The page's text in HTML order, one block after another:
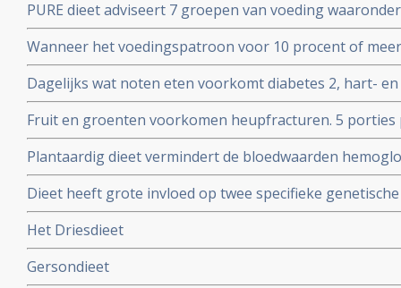
PURE dieet adviseert 7 groepen van voeding
gebruiken op basis van studiepublicaties
Wanneer het voedingspatroon voor 10 procent of
snacks, frisdrank enz. geeft dit een kans van 12
Dagelijks wat noten eten voorkomt diabetes 2, hart-
15 tot 40 procent blijkt uit grote reviewstudie
Fruit en groenten voorkomen heupfracturen. 5
geeft verschil van 88 procent risico op breken van
Plantaardig dieet vermindert de bloedwaarden
diabetici blijkt uit meta analyse van 6 relevante studies
Dieet heeft grote invloed op twee specifieke
uit GECCO - de Genetics and Epidemiology of
bij het risico op specifiek darmkanker.
Het Driesdieet
Gersondieet